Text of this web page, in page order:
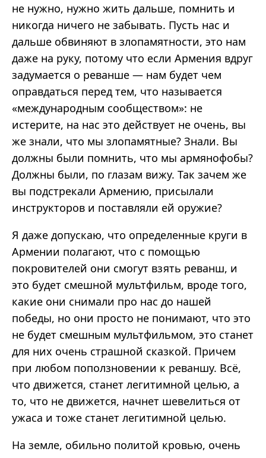
не нужно, нужно жить дальше, помнить и
никогда ничего не забывать. Пусть нас и
дальше обвиняют в злопамятности, это нам
даже на руку, потому что если Армения вдруг
задумается о реванше — нам будет чем
оправдаться перед тем, что называется
«международным сообществом»: не
истерите, на нас это действует не очень, вы
же знали, что мы злопамятные? Знали. Вы
должны были помнить, что мы армянофобы?
Должны были, по глазам вижу. Так зачем же
вы подстрекали Армению, присылали
инструкторов и поставляли ей оружие?
Я даже допускаю, что определенные круги в
Армении полагают, что с помощью
покровителей они смогут взять реванш, и
это будет смешной мультфильм, вроде того,
какие они снимали про нас до нашей
победы, но они просто не понимают, что это
не будет смешным мультфильмом, это станет
для них очень страшной сказкой. Причем
при любом поползновении к реваншу. Всё,
что движется, станет легитимной целью, а
то, что не движется, начнет шевелиться от
ужаса и тоже станет легитимной целью.
На земле, обильно политой кровью, очень